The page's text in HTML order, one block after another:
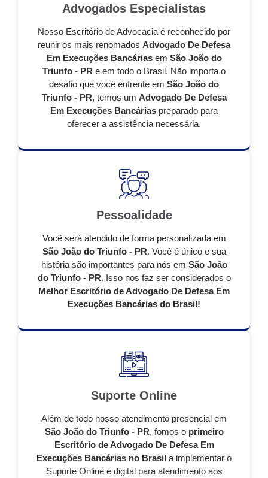
Advogados Especialistas
Nosso Escritório de Advocacia é reconhecido por
reunir os mais renomados Advogado De Defesa
Em Execuções Bancáriasem São João do
Triunfo - PR e em todo o Brasil. Não importa o
desafio que você enfrente em São João do
Triunfo - PR, temos um Advogado De Defesa
Em Execuções Bancárias preparado para
oferecer a assistência necessária.
Pessoalidade
Você será atendido de forma personalizada em
São João do Triunfo - PR. Você é único e sua
história são importantes para nós em São João
do Triunfo - PR. Isso nos faz ser considerados o
Melhor Escritório de Advogado De Defesa Em
Execuções Bancárias do Brasil!
Suporte Online
Além de todo nosso atendimento presencial em
São João do Triunfo - PR, fomos o primeiro
Escritório de Advogado De Defesa Em
Execuções Bancárias no Brasil a implementar o
Suporte Online e digital para atendimento aos